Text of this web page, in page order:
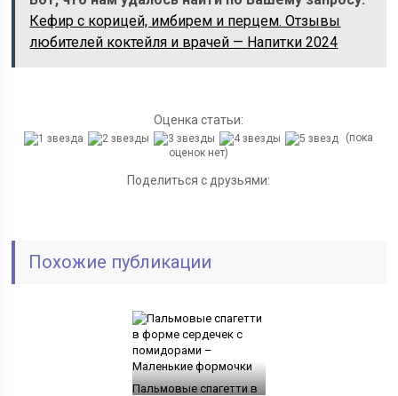
Кефир с корицей, имбирем и перцем. Отзывы
любителей коктейля и врачей — Напитки 2024
Оценка статьи:
(пока
оценок нет)
Поделиться с друзьями:
Похожие публикации
Пальмовые спагетти в